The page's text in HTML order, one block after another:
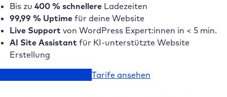
Bis zu 400 % schnellereLadezeiten
99,99 % Uptimefür deine Website
Live Support von WordPress Expert:innen in < 5 min.
AI Site Assistant für KI-unterstützte Website
Erstellung
Tarife ansehen